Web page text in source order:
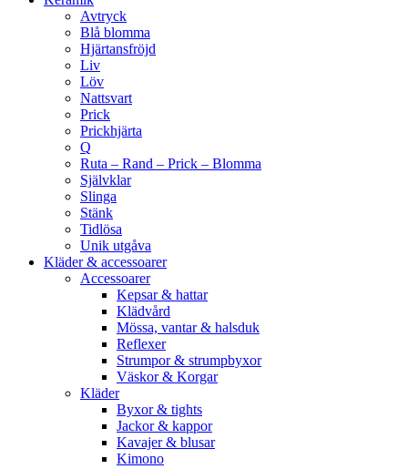
Avtryck
Blå blomma
Hjärtansfröjd
Liv
Löv
Nattsvart
Prick
Prickhjärta
Q
Ruta – Rand – Prick – Blomma
Självklar
Slinga
Stänk
Tidlösa
Unik utgåva
Kläder & accessoarer
Accessoarer
Kepsar & hattar
Klädvård
Mössa, vantar & halsduk
Reflexer
Strumpor & strumpbyxor
Väskor & Korgar
Kläder
Byxor & tights
Jackor & kappor
Kavajer & blusar
Kimono